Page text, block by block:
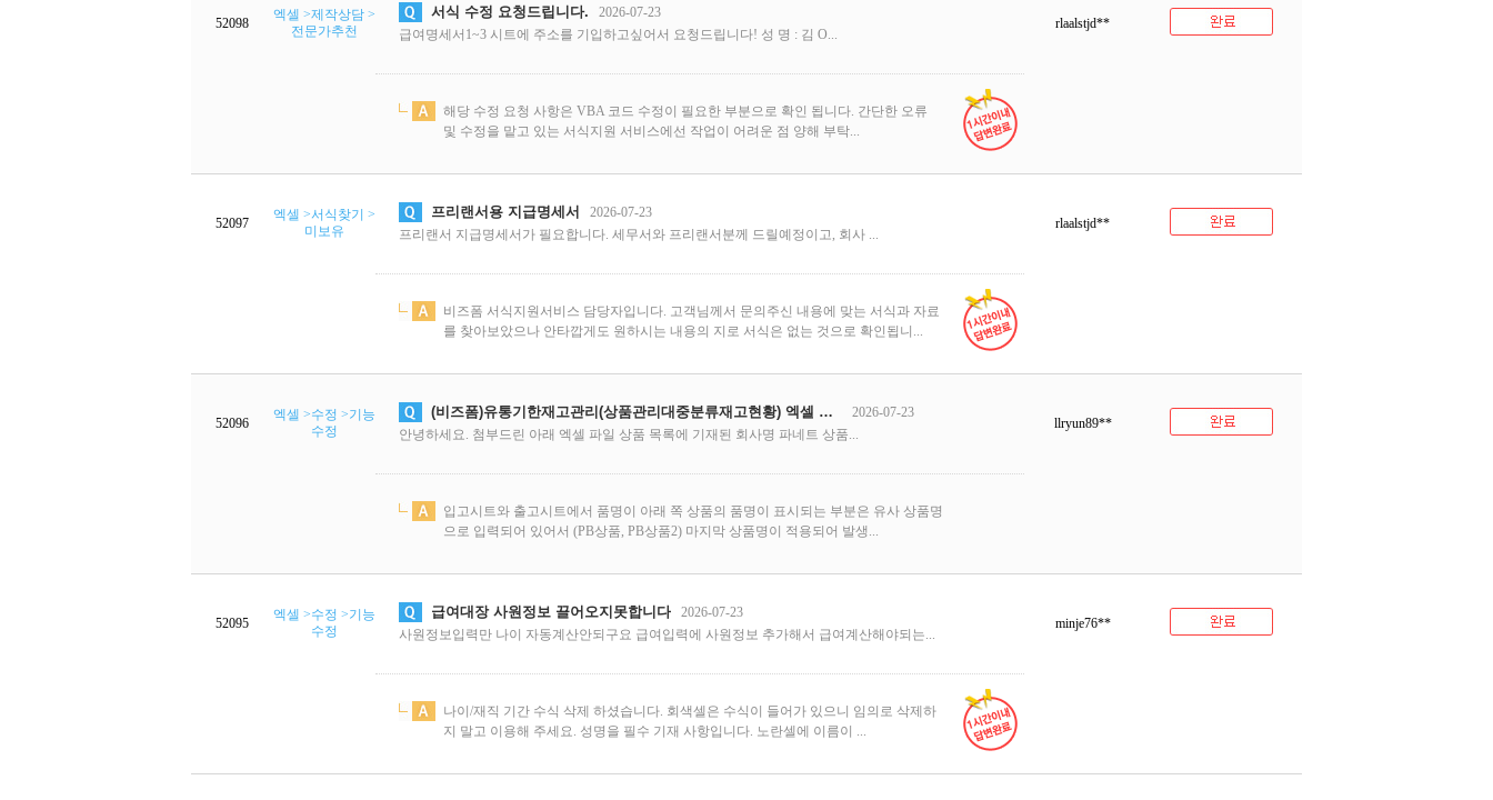
52098
엑셀 >제작상담 >
전문가추천
서식 수정 요청드립니다. 2026-07-23
급여명세서1~3 시트에 주소를 기입하고싶어서 요청드립니다! 성 명 : 김 O...
rlaalstjd**
해당 수정 요청 사항은 VBA 코드 수정이 필요한 부분으로 확인 됩니다. 간단한 오류
및 수정을 맡고 있는 서식지원 서비스에선 작업이 어려운 점 양해 부탁...
52097
엑셀 >서식찾기 >
미보유
프리랜서용 지급명세서 2026-07-23
프리랜서 지급명세서가 필요합니다. 세무서와 프리랜서분께 드릴예정이고, 회사 ...
rlaalstjd**
비즈폼 서식지원서비스 담당자입니다. 고객님께서 문의주신 내용에 맞는 서식과 자료
를 찾아보았으나 안타깝게도 원하시는 내용의 지로 서식은 없는 것으로 확인됩니...
52096
엑셀 >수정 >기능
수정
(비즈폼)유통기한재고관리(상품관리대중분류재고현황) 엑셀 파일 오류 확인 부탁드립니다! 2026-07-23
안녕하세요. 첨부드린 아래 엑셀 파일 상품 목록에 기재된 회사명 파네트 상품...
llryun89**
입고시트와 출고시트에서 품명이 아래 쪽 상품의 품명이 표시되는 부분은 유사 상품명
으로 입력되어 있어서 (PB상품, PB상품2) 마지막 상품명이 적용되어 발생...
52095
엑셀 >수정 >기능
수정
급여대장 사원정보 끌어오지못합니다 2026-07-23
사원정보입력만 나이 자동계산안되구요 급여입력에 사원정보 추가해서 급여계산해야되는...
minje76**
나이/재직 기간 수식 삭제 하셨습니다. 회색셀은 수식이 들어가 있으니 임의로 삭제하
지 말고 이용해 주세요. 성명을 필수 기재 사항입니다. 노란셀에 이름이 ...